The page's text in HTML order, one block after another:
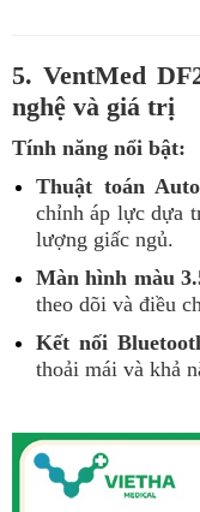
5. VentMed
nghệ và giá trị
Tính năng nổi bật:
Thuật toán
chỉnh áp lực dựa
lượng giấc ngủ.
Màn hình màu
theo dõi và điều
Kết nối
thoải mái và khả